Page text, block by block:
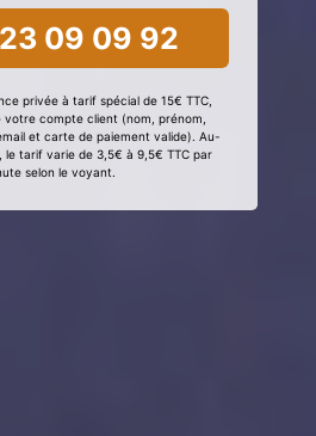
09 09 92
privée à tarif spécial de 15€ TTC,
votre compte client (nom, prénom,
et carte de paiement valide). Au-
le tarif varie de 3,5€ à 9,5€ TTC par
selon le voyant.